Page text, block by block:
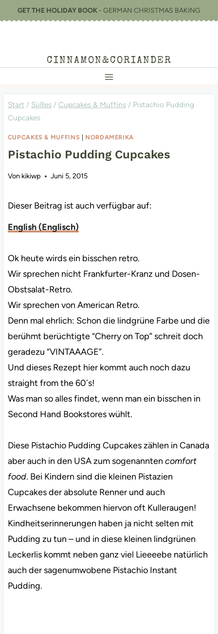
Inhalt
GET THE HOLIDAY BOOK - GERMAN CHRISTMAS BAKING
CINNAMON&CORIANDER
Start / Süßes / Cupcakes & Muffins / Pistachio Pudding
Cupcakes
CUPCAKES & MUFFINS | NORDAMERIKA
Pistachio Pudding Cupcakes
Von kikiwp Juni 5, 2015
Dieser Beitrag ist auch verfügbar auf:
English(Englisch)
Ok heute wirds ein bisschen retro.
Wir sprechen nicht Frankfurter-Kranz und Dosen-
Obstsalat-Retro.
Wir sprechen von American Retro.
Denn mal ehrlich: Schon die lindgrüne Farbe und die
berühmt berüchtigte “Cherry on Top” schreit doch
geradezu “VINTAAAGE”.
Und dieses Rezept hier kommt auch noch dazu
straight from the 60´s!
Was man so alles findet, wenn man ein bisschen in
Second Hand Bookstores wühlt.
Diese Pistachio Pudding Cupcakes zählen in Canada
aber auch in den USA zum sogenannten comfort
food. Bei Kindern sind die kleinen Pistazien
Cupcakes der absolute Renner und auch
Erwachsene bekommen hiervon oft Kulleraugen!
Kindheitserinnerungen haben ja nicht selten mit
Pudding zu tun – und in diese kleinen lindgrünen
Leckerlis kommt neben ganz viel Lieeeebe natürlich
auch der sagenumwobene Pistachio Instant
Pudding.